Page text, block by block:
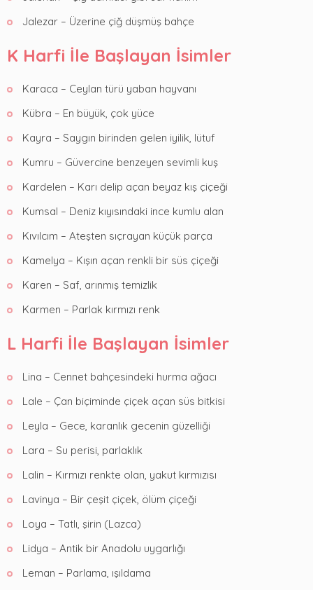
Jalezar – Üzerine çiğ düşmüş bahçe
K Harfi İle Başlayan İsimler
Karaca – Ceylan türü yaban hayvanı
Kübra – En büyük, çok yüce
Kayra – Saygın birinden gelen iyilik, lütuf
Kumru – Güvercine benzeyen sevimli kuş
Kardelen – Karı delip açan beyaz kış çiçeği
Kumsal – Deniz kıyısındaki ince kumlu alan
Kıvılcım – Ateşten sıçrayan küçük parça
Kamelya – Kışın açan renkli bir süs çiçeği
Karen – Saf, arınmış temizlik
Karmen – Parlak kırmızı renk
L Harfi İle Başlayan İsimler
Lina – Cennet bahçesindeki hurma ağacı
Lale – Çan biçiminde çiçek açan süs bitkisi
Leyla – Gece, karanlık gecenin güzelliği
Lara – Su perisi, parlaklık
Lalin – Kırmızı renkte olan, yakut kırmızısı
Lavinya – Bir çeşit çiçek, ölüm çiçeği
Loya – Tatlı, şirin (Lazca)
Lidya – Antik bir Anadolu uygarlığı
Leman – Parlama, ışıldama